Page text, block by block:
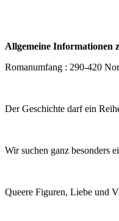
Allgemeine Informationen
Romanumfang : 290-420
Der Geschichte darf ein
Wir suchen ganz besonders
Queere Figuren, Liebe und